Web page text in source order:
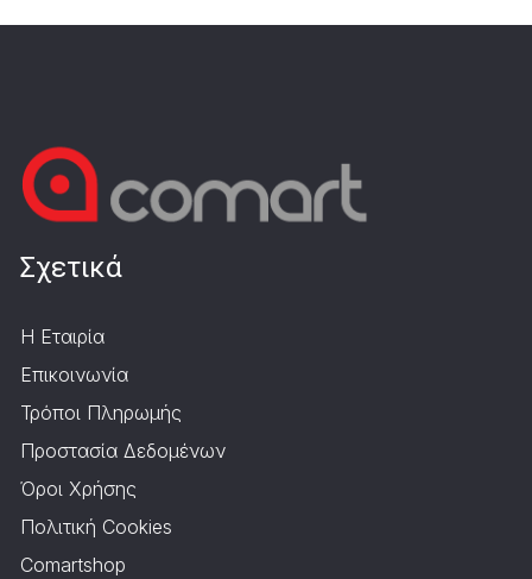
Σχετικά
Η Εταιρία
Επικοινωνία
Τρόποι Πληρωμής
Προστασία Δεδομένων
Όροι Χρήσης
Πολιτική Cookies
Comartshop